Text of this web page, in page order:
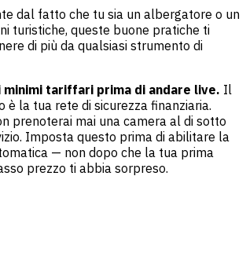
dal fatto che tu sia un albergatore o un
turistiche, queste buone pratiche ti
di più da qualsiasi strumento di
tariffari prima di andare live. Il
è la tua rete di sicurezza finanziaria.
prenoterai mai una camera al di sotto
Imposta questo prima di abilitare la
— non dopo che la tua prima
prezzo ti abbia sorpreso.